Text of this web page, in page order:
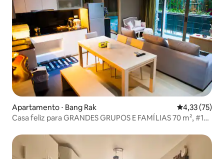
Apartamento ⋅ Bang Rak 4,33 de uma
4,33 (75)
Casa feliz para GRANDES GRUPOS E FAMÍLIAS 70 m², #13